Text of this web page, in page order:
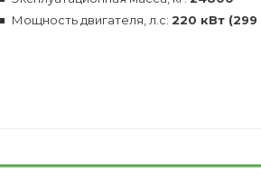
Мощность двигателя, л.с: 220 кВт (299